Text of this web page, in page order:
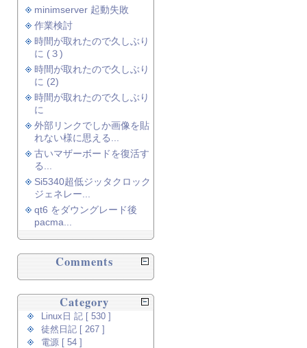
minimserver 起動失敗
作業検討
時間が取れたので久しぶり
に (３)
時間が取れたので久しぶり
に (2)
時間が取れたので久しぶり
に
外部リンクでしか画像を貼
れない様に思える...
古いマザーボードを復活す
る...
Si5340超低ジッタクロック
ジェネレー...
qt6 をダウングレード後
pacma...
Comments
Category
Linux日 記 [ 530 ]
徒然日記 [ 267 ]
電源 [ 54 ]